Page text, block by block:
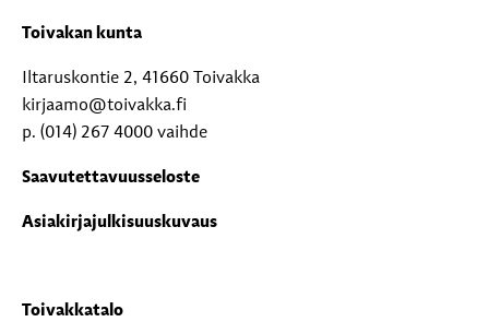
Toivakan kunta
Iltaruskontie 2, 41660 Toivakka
kirjaamo@toivakka.fi
p. (014) 267 4000 vaihde
Saavutettavuusseloste
Asiakirjajulkisuuskuvaus
Toivakkatalo